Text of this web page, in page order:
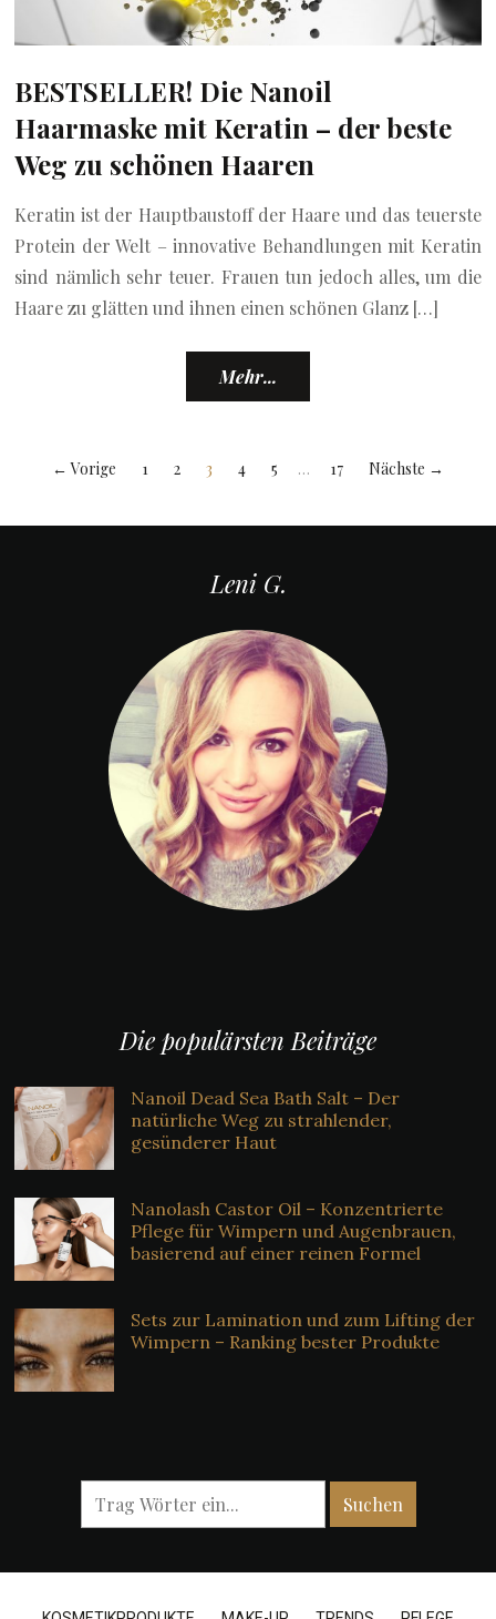
BESTSELLER! Die Nanoil
Haarmaske mit Keratin – der beste
Weg zu schönen Haaren
Keratin ist der Hauptbaustoff der Haare und das teuerste
Protein der Welt – innovative Behandlungen mit Keratin
sind nämlich sehr teuer. Frauen tun jedoch alles, um die
Haare zu glätten und ihnen einen schönen Glanz […]
Mehr...
← Vorige 1 2 3 4 5 … 17 Nächste →
Leni G.
Die populärsten Beiträge
Nanoil Dead Sea Bath Salt – Der
natürliche Weg zu strahlender,
gesünderer Haut
Nanolash Castor Oil – Konzentrierte
Pflege für Wimpern und Augenbrauen,
basierend auf einer reinen Formel
Sets zur Lamination und zum Lifting der
Wimpern – Ranking bester Produkte